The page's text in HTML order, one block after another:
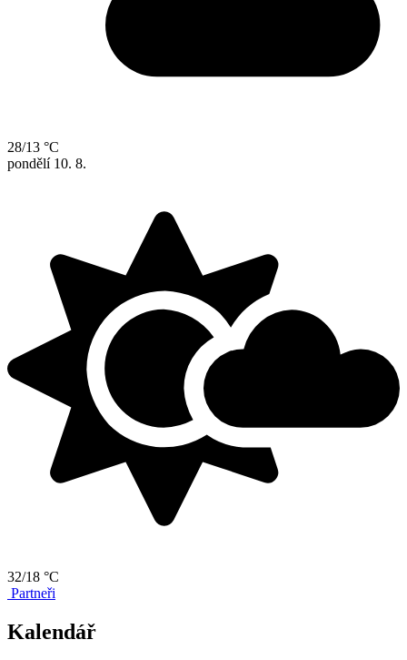
28/13 °C
pondělí 10. 8.
32/18 °C
Partneři
Kalendář